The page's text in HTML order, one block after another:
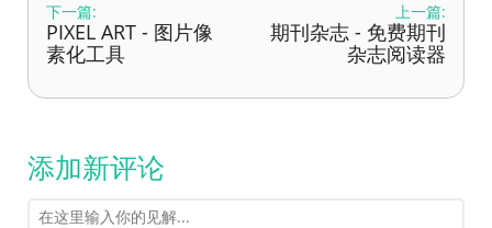
下一篇:
PIXEL ART - 图片像
素化工具
上一篇:
期刊杂志 - 免费期刊
杂志阅读器
添加新评论